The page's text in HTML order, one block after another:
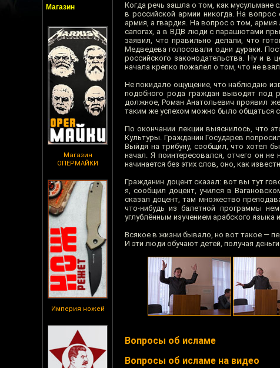
Магазин
Магазин
ОПЕРМАЙКИ
Империя ножей
Когда речь зашла о том, как мусульмане
в российской армии никогда. На
армия, а гвардия. На вопрос о том,
сапогах, а в ВДВ люди с парашютами
заявил, что правильно делали, что
Медведева голосовали одни дураки.
российского законодательства. Ну и
начала крепко пожалел о том, что не
Не покидало ощущение, что наблюдаю
подобного рода граждан выводят под
должное, Роман Анатольевич проявил
таким же успехом можно было общаться
По окончании лекции выяснилось, что
Культуры. Гражданин Государев
Выйдя на трибуну, сообщил, что хотел
начал. Я поинтересовался, отчего он
начинается без этих слов, оно, как
Гражданин доцент сказал: вот вы тут
я, сообщил доцент, учился в
сказал доцент, там множество
что-нибудь из балетной программы
углублённым изучением арабского
Всякое в жизни бывало, но вот такое —
И эти люди обучают детей, получая
Вопросы об исламе
Вопросы об исламе на видео